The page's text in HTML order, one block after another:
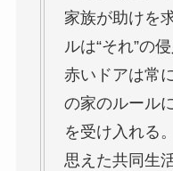
家族が助けを
ルは“それ”の
赤いドアは常
の家のルール
を受け入れる
思えた共同生